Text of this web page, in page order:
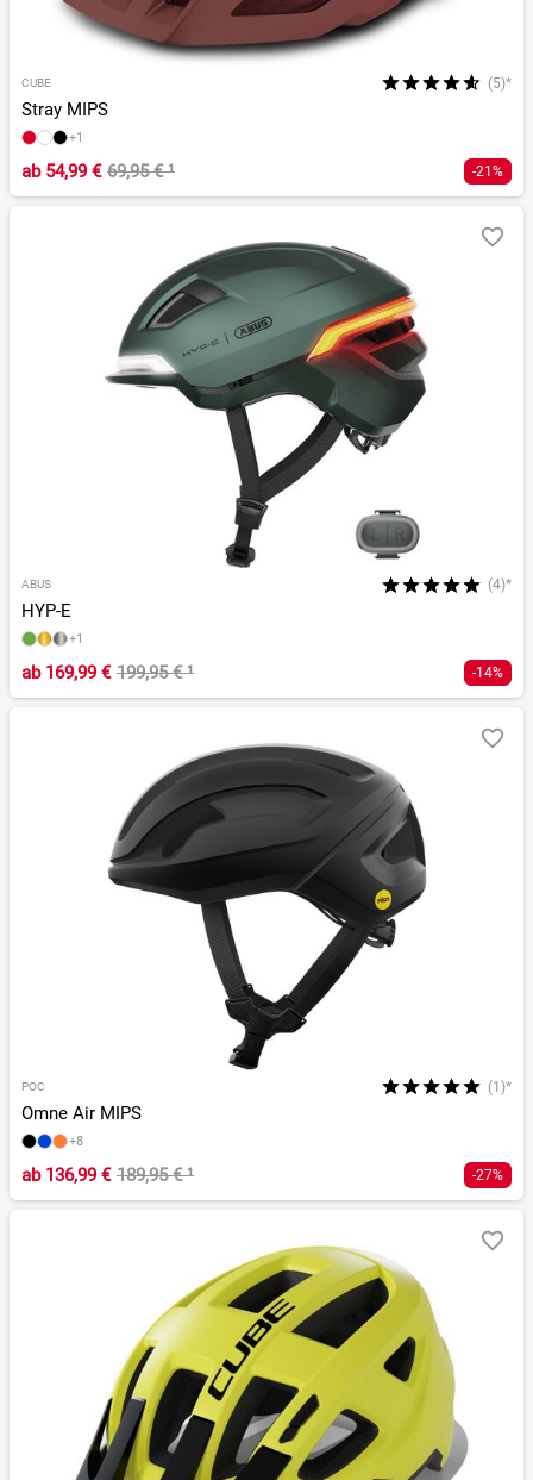
CUBE (5)*
Stray MIPS
+1
ab54,99 € 69,95 €¹ -21%
ABUS (4)*
HYP-E
+1
ab169,99 € 199,95 €¹ -14%
POC (1)*
Omne Air MIPS
+8
ab136,99 € 189,95 €¹ -27%